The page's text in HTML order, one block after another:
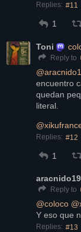
Replies: #11
1
Toni
Reply to
@
encuentro
quedan
literal.
@
Replies: #12
1
Reply to
@coloco @
Y eso que
Replies: #13